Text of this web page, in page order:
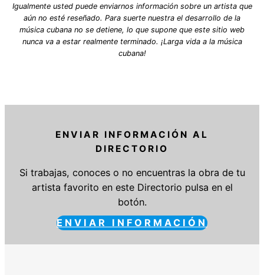
Igualmente usted puede enviarnos información sobre un artista que
aún no esté reseñado. Para suerte nuestra el desarrollo de la
música cubana no se detiene, lo que supone que este sitio web
nunca va a estar realmente terminado. ¡Larga vida a la música
cubana!
ENVIAR INFORMACIÓN AL
DIRECTORIO
Si trabajas, conoces o no encuentras la obra de tu
artista favorito en este Directorio pulsa en el
botón.
ENVIAR INFORMACIÓN